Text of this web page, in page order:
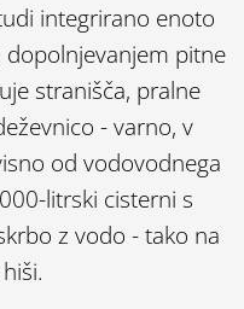
integrirano enoto
pitne
stranišča, pralne
- varno, v
od vodovodnega
litrski cisterni s
z vodo - tako na